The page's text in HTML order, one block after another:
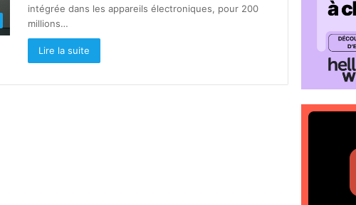
intégrée dans les appareils électroniques, pour 200
millions…
Lire la suite